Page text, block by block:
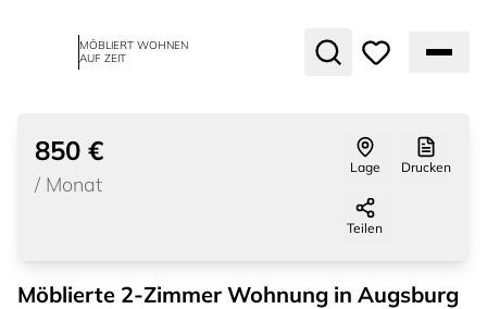
MÖBLIERT WOHNEN
AUF ZEIT
vermietet
850 €
/ Monat
Lage Drucken
Teilen
Möblierte 2-Zimmer Wohnung in Augsburg